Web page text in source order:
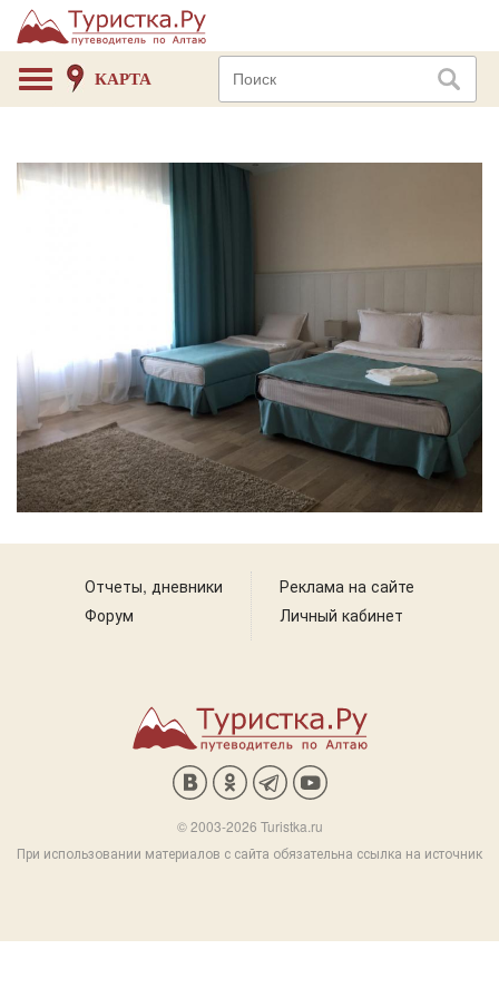
КАРТА
Отчеты, дневники
Форум
Реклама на сайте
Личный кабинет
© 2003-2026 Turistka.ru
При использовании материалов с сайта обязательна ссылка на источник